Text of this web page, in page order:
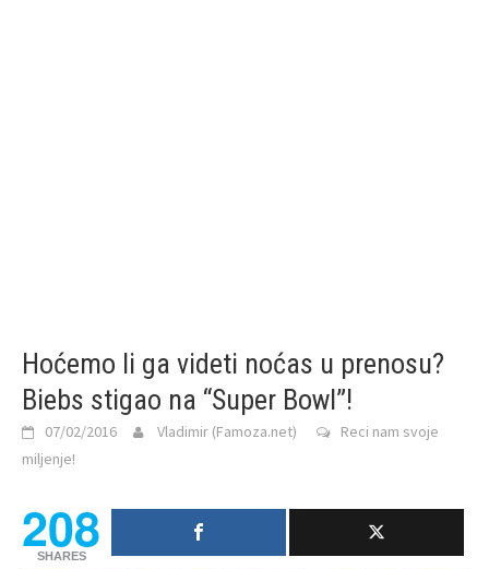
Hoćemo li ga videti noćas u prenosu?
Biebs stigao na “Super Bowl”!
07/02/2016 Vladimir (Famoza.net)
Reci nam svoje
miljenje!
208
SHARES